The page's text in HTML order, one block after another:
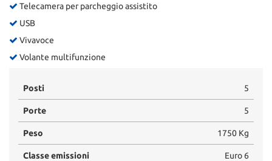
Telecamera per parcheggio assistito
USB
Vivavoce
Volante multifunzione
Posti 5
Porte 5
Peso 1750 Kg
Classe emissioni Euro 6